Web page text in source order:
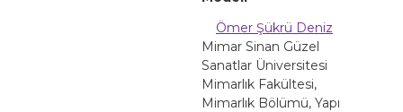
Ömer Şükrü Deniz
Mimar Sinan Güzel
Sanatlar Üniversitesi
Mimarlık Fakültesi,
Mimarlık Bölümü, Yapı